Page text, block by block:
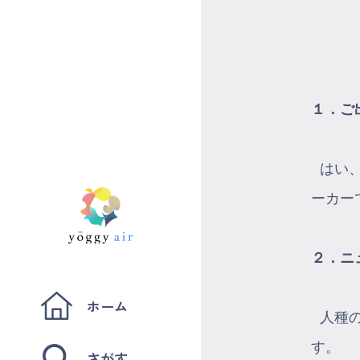
ホーム
１．
はい
ーカー
２．
人種
す。